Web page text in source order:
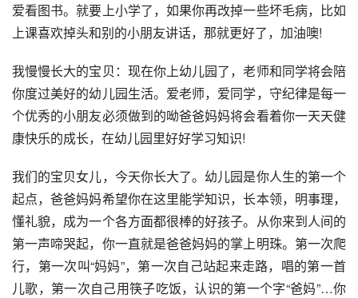
爱看图书。就要上小学了，如果你再改掉一些坏毛病，比如
上课喜欢掉头和别的小朋友讲话，那就更好了，加油噢!
我慢慢长大的宝贝：现在你上幼儿园了，老师和同学将会陪
你度过美好的幼儿园生活。爱老师，爱同学，守纪律是每一
个优秀的小朋友必须做到的呦爸爸妈妈将会看着你一天天健
康快乐的成长，在幼儿园里好好学习知识!
我们的宝贝女儿，今天你长大了。幼儿园是你人生的第一个
起点，爸爸妈妈希望你在这里能学知识，长本领，明事理，
懂礼貌，成为一个各方面都很棒的好孩子。从你来到人间的
第一声啼哭起，你一直就是爸爸妈妈的掌上明珠。第一次爬
行，第一次叫“妈妈”，第一次自己站起来走路，唱的第一首
儿歌，第一次自己用筷子吃饭，认识的第一个字“爸妈”…你